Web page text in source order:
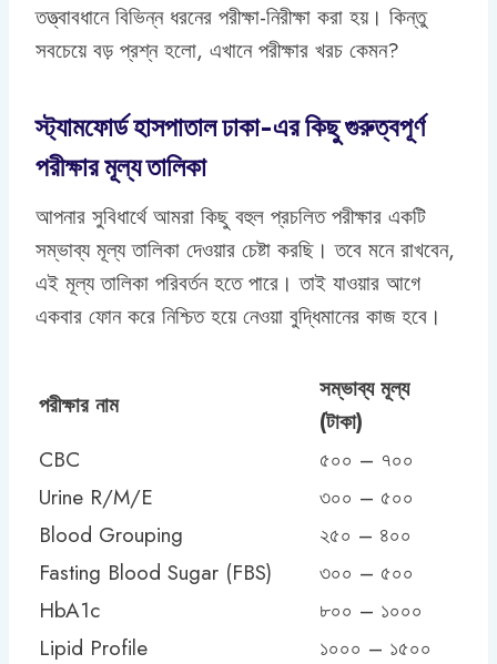
তত্ত্বাবধানে বিভিন্ন ধরনের পরীক্ষা-নিরীক্ষা করা হয়। কিন্তু
সবচেয়ে বড় প্রশ্ন হলো, এখানে পরীক্ষার খরচ কেমন?
স্ট্যামফোর্ড হাসপাতাল ঢাকা-এর কিছু গুরুত্বপূর্ণ
পরীক্ষার মূল্য তালিকা
আপনার সুবিধার্থে আমরা কিছু বহুল প্রচলিত পরীক্ষার একটি
সম্ভাব্য মূল্য তালিকা দেওয়ার চেষ্টা করছি। তবে মনে রাখবেন,
এই মূল্য তালিকা পরিবর্তন হতে পারে। তাই যাওয়ার আগে
একবার ফোন করে নিশ্চিত হয়ে নেওয়া বুদ্ধিমানের কাজ হবে।
পরীক্ষার নাম
সম্ভাব্য মূল্য
(টাকা)
CBC
৫০০ – ৭০০
Urine R/M/E
৩০০ – ৫০০
Blood Grouping
২৫০ – ৪০০
Fasting Blood Sugar (FBS)
৩০০ – ৫০০
HbA1c
৮০০ – ১০০০
Lipid Profile
১০০০ – ১৫০০